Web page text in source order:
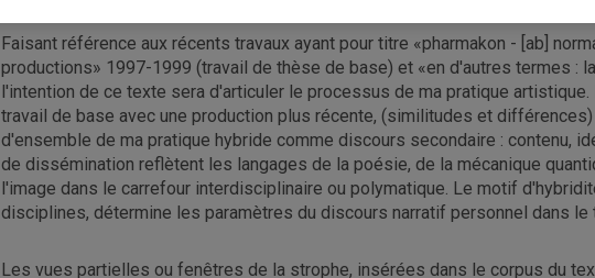
Faisant référence aux récents travaux ayant pour titre «pharmakon - [ab]
productions» 1997-1999 (travail de thèse de base) et «en d'autres termes :
l'intention de ce texte sera d'articuler le processus de ma pratique
travail de base avec une production plus récente, (similitudes et
d'ensemble de ma pratique hybride comme discours secondaire : contenu,
de dissémination reflètent les langages de la poésie, de la mécanique
l'image dans le carrefour interdisciplinaire ou polymatique. Le motif
disciplines, détermine les paramètres du discours narratif personnel dans le
Les vues partielles ou fenêtres de la strophe, insérées dans le corpus du